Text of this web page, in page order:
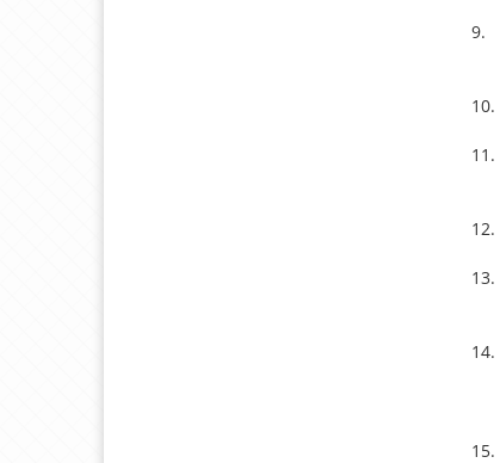
9.
10.
11.
12.
13.
14.
15.